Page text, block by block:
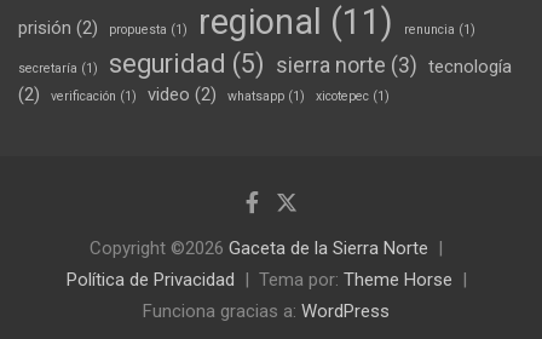
prisión (2) propuesta (1) regional (11) renuncia (1)
secretaría (1) seguridad (5) sierra norte (3) tecnología
(2)
verificación (1) video (2) whatsapp (1) xicotepec (1)
Copyright ©2026 Gaceta de la Sierra Norte
Política de Privacidad
Tema por: Theme Horse
Funciona gracias a: WordPress